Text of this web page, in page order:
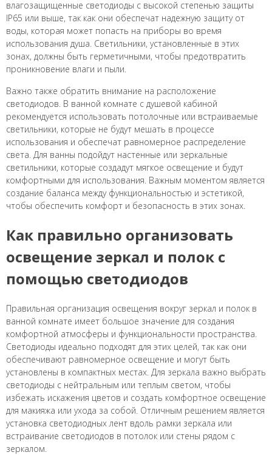
влагозащищенные светодиоды с высокой степенью защиты
IP65 или выше, так как они обеспечат надежную защиту от
воды, которая может попасть на приборы во время
использования душа. Светильники, установленные в этих
зонах, должны быть герметичными, чтобы предотвратить
проникновение влаги и пыли.
Важно также обратить внимание на расположение
светодиодов. В ванной комнате с душевой кабиной
рекомендуется использовать потолочные или встраиваемые
светильники, которые не будут мешать в процессе
использования и обеспечат равномерное распределение
света. Для ванны подойдут настенные или зеркальные
светильники, которые создадут мягкое освещение и будут
комфортными для использования. Важным моментом является
создание баланса между функциональностью и эстетикой,
чтобы обеспечить комфорт и безопасность в этих зонах.
Как правильно организовать
освещение зеркал и полок с
помощью светодиодов
Правильная организация освещения вокруг зеркал и полок в
ванной комнате имеет большое значение для создания
комфортной атмосферы и функциональности пространства.
Светодиоды идеально подходят для этих целей, так как они
обеспечивают равномерное освещение и могут быть
установлены в компактных местах. Для зеркала важно выбрать
светодиоды с нейтральным или теплым светом, чтобы
избежать искажения цветов и создать комфортное освещение
для макияжа или ухода за собой. Отличным решением является
установка светодиодных лент вдоль рамки зеркала или
встраивание светодиодов в потолок или стены рядом с
зеркалом.